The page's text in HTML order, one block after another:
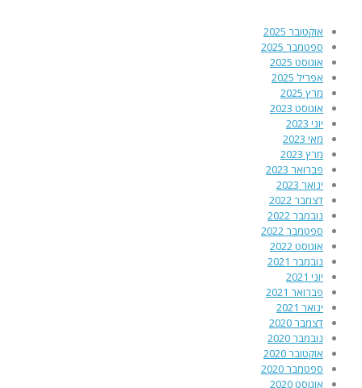
אוקטובר 2025
ספטמבר 2025
אוגוסט 2025
אפריל 2025
מרץ 2025
אוגוסט 2023
יוני 2023
מאי 2023
מרץ 2023
פברואר 2023
ינואר 2023
דצמבר 2022
נובמבר 2022
ספטמבר 2022
אוגוסט 2022
נובמבר 2021
יוני 2021
פברואר 2021
ינואר 2021
דצמבר 2020
נובמבר 2020
אוקטובר 2020
ספטמבר 2020
אוגוסט 2020